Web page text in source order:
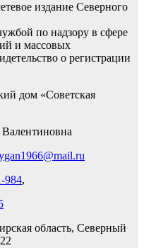
издание Северного
по надзору в сфере
и массовых
о регистрации
дом «Советская
984,
область, Северный